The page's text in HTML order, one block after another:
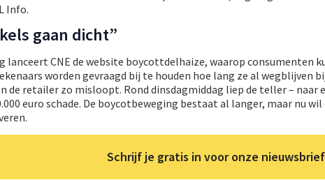
Info.
gaan dicht”
lanceert CNE de website boycottdelhaize, waarop consumenten
worden gevraagd bij te houden hoe lang ze al wegblijven
de retailer zo misloopt. Rond dinsdagmiddag liep de teller – naar
euro schade. De boycotbeweging bestaat al langer, maar nu
Schrijf je gratis in voor onze nieuwsbrief